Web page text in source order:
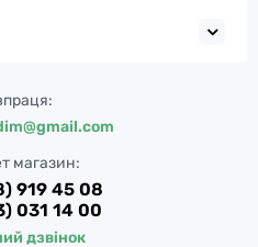
магазин:
919 45 08
031 14 00
дзвінок